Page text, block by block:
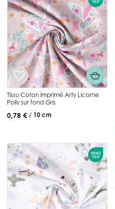
Tissu Coton imprimé Arty Licorne
Polly sur fond Gris
0,78 € / 10 cm